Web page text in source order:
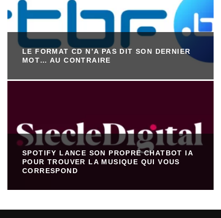
LE FORMAT CD N’A PAS DIT SON DERNIER
MOT… AU CONTRAIRE
SPOTIFY LANCE SON PROPRE CHATBOT IA
POUR TROUVER LA MUSIQUE QUI VOUS
CORRESPOND